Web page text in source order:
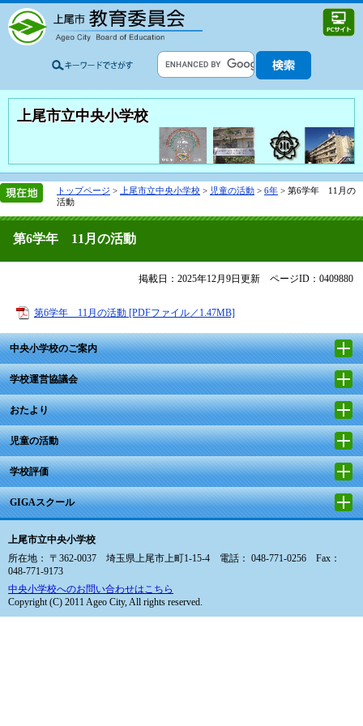
上尾市立中央小学校
トップページ > 上尾市立中央小学校 > 児童の活動 > 6年 > 第6学年 11月の
活動
第6学年 11月の活動
掲載日：2025年12月9日更新 ページID：0409880
第6学年 11月の活動 [PDFファイル／1.47MB]
中央小学校のご案内
学校運営協議会
おたより
児童の活動
学校評価
GIGAスクール
上尾市立中央小学校
所在地： 〒362-0037 埼玉県上尾市上町1-15-4 電話： 048-771-0256 Fax：
048-771-9173
中央小学校へのお問い合わせはこちら
Copyright (C) 2011 Ageo City, All rights reserved.